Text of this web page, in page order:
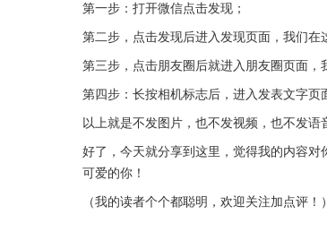
第一步：打开微信点击发现；
第二步，点击发现后进入发现页面，我们在
第三步，点击朋友圈后就进入朋友圈页面，
第四步：长按相机标志后，进入发表文字
以上就是不发图片，也不发视频，也不发语
好了，今天就分享到这里，觉得我的内容
可爱的你！
（我的读者个个都聪明，欢迎关注加点评！）